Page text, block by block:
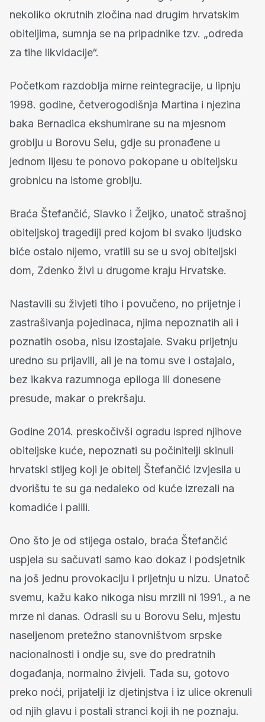
nekoliko okrutnih zločina nad drugim hrvatskim
obiteljima, sumnja se na pripadnike tzv. „odreda
za tihe likvidacije“.
Početkom razdoblja mirne reintegracije, u lipnju
1998. godine, četverogodišnja Martina i njezina
baka Bernadica ekshumirane su na mjesnom
groblju u Borovu Selu, gdje su pronađene u
jednom lijesu te ponovo pokopane u obiteljsku
grobnicu na istome groblju.
Braća Štefančić, Slavko i Željko, unatoč strašnoj
obiteljskoj tragediji pred kojom bi svako ljudsko
biće ostalo nijemo, vratili su se u svoj obiteljski
dom, Zdenko živi u drugome kraju Hrvatske.
Nastavili su živjeti tiho i povučeno, no prijetnje i
zastrašivanja pojedinaca, njima nepoznatih ali i
poznatih osoba, nisu izostajale. Svaku prijetnju
uredno su prijavili, ali je na tomu sve i ostajalo,
bez ikakva razumnoga epiloga ili donesene
presude, makar o prekršaju.
Godine 2014. preskočivši ogradu ispred njihove
obiteljske kuće, nepoznati su počinitelji skinuli
hrvatski stijeg koji je obitelj Štefančić izvjesila u
dvorištu te su ga nedaleko od kuće izrezali na
komadiće i palili.
Ono što je od stijega ostalo, braća Štefančić
uspjela su sačuvati samo kao dokaz i podsjetnik
na još jednu provokaciju i prijetnju u nizu. Unatoč
svemu, kažu kako nikoga nisu mrzili ni 1991., a ne
mrze ni danas. Odrasli su u Borovu Selu, mjestu
naseljenom pretežno stanovništvom srpske
nacionalnosti i ondje su, sve do predratnih
događanja, normalno živjeli. Tada su, gotovo
preko noći, prijatelji iz djetinjstva i iz ulice okrenuli
od njih glavu i postali stranci koji ih ne poznaju.